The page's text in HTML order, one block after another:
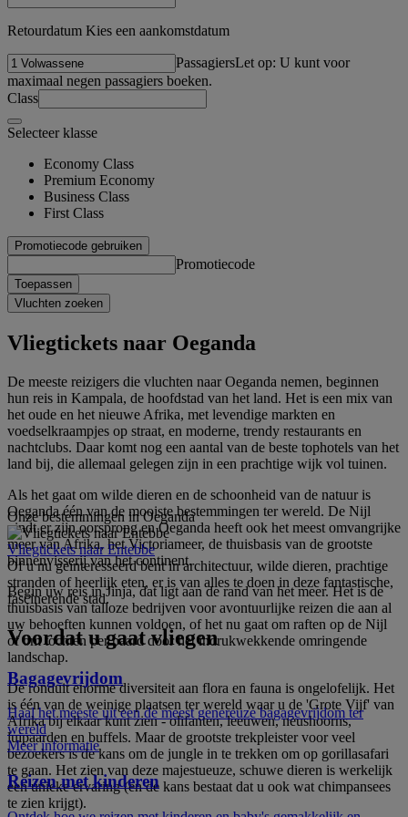
Retourdatum Kies een aankomstdatum
PassagiersLet op: U kunt voor
maximaal negen passagiers boeken.
Class
Selecteer klasse
Economy Class
Premium Economy
Business Class
First Class
Promotiecode gebruiken
Promotiecode
Toepassen
Vluchten zoeken
Vliegtickets naar Oeganda
De meeste reizigers die vluchten naar Oeganda nemen, beginnen
hun reis in Kampala, de hoofdstad van het land. Het is een mix van
het oude en het nieuwe Afrika, met levendige markten en
voedselkraampjes op straat, en moderne, trendy restaurants en
nachtclubs. Daar komt nog een aantal van de beste tophotels van het
land bij, die allemaal gelegen zijn in een prachtige wijk vol tuinen.
Als het gaat om wilde dieren en de schoonheid van de natuur is
Oeganda één van de mooiste bestemmingen ter wereld. De Nijl
vindt er zijn oorsprong en Oeganda heeft ook het meest omvangrijke
meer van Afrika, het Victoriameer, de thuisbasis van de grootste
binnenvisserij van het continent.
Begin uw reis in Jinja, dat ligt aan de rand van het meer. Het is de
thuisbasis van talloze bedrijven voor avontuurlijke reizen die aan al
uw behoeften kunnen voldoen, of het nu gaat om raften op de Nijl
of om tochten per paard door het indrukwekkende omringende
landschap.
De ronduit enorme diversiteit aan flora en fauna is ongelofelijk. Het
is één van de weinige plaatsen ter wereld waar u de 'Grote Vijf' van
Afrika bij elkaar kunt zien - olifanten, leeuwen, neushoorns,
luipaarden en buffels. Maar de grootste trekpleister voor veel
bezoekers is de kans om de jungle in te trekken om op gorillasafari
te gaan. Het zien van deze majestueuze, schuwe dieren is werkelijk
een unieke ervaring (en de kans bestaat dat u ook wat chimpansees
te zien krijgt).
Onze bestemmingen in Oeganda
Vliegtickets naar Entebbe
Of u nu geïnteresseerd bent in architectuur, wilde dieren, prachtige
stranden of heerlijk eten, er is van alles te doen in deze fantastische,
fascinerende stad.
Voordat u gaat vliegen
Bagagevrijdom
Haal het meeste uit een de meest genereuze bagagevrijdom ter
wereld
Meer informatie
Reizen met kinderen